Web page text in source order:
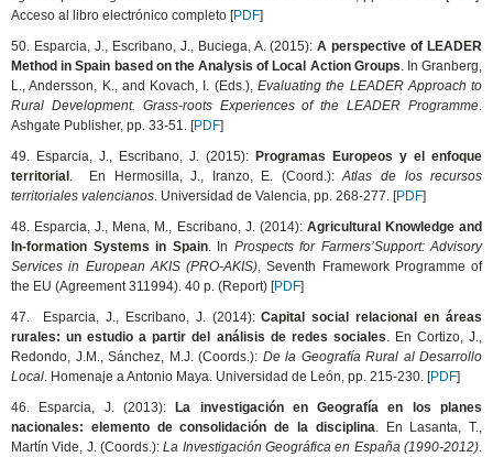
Acceso al libro electrónico completo [PDF]
50. Esparcia, J., Escribano, J., Buciega, A. (2015):A perspective of LEADER
Method in Spain based on the Analysis of Local Action Groups. In Granberg,
L., Andersson, K., and Kovach, I. (Eds.), Evaluating the LEADER Approach to
Rural Development. Grass-roots Experiences of the LEADER Programme.
Ashgate Publisher, pp. 33-51. [PDF]
49. Esparcia, J., Escribano, J. (2015):Programas Europeos y el enfoque
territorial. En Hermosilla, J., Iranzo, E. (Coord.):Atlas de los recursos
territoriales valencianos. Universidad de Valencia, pp. 268-277. [PDF]
48. Esparcia, J., Mena, M., Escribano, J. (2014): Agricultural Knowledge and
In-formation Systems in Spain. In Prospects for Farmers’Support: Advisory
Services in European AKIS (PRO-AKIS), Seventh Framework Programme of
the EU (Agreement 311994). 40 p. (Report) [PDF]
47. Esparcia, J., Escribano, J. (2014):Capital social relacional en áreas
rurales: un estudio a partir del análisis de redes sociales . En Cortizo, J.,
Redondo, J.M., Sánchez, M.J. (Coords.): De la Geografía Rural al Desarrollo
Local . Homenaje a Antonio Maya. Universidad de León, pp. 215-230. [PDF]
46. Esparcia, J. (2013):La investigación en Geografía en los planes
nacionales: elemento de consolidación de la disciplina . En Lasanta, T.,
Martín Vide, J. (Coords.):La Investigación Geográfica en España (1990-2012)